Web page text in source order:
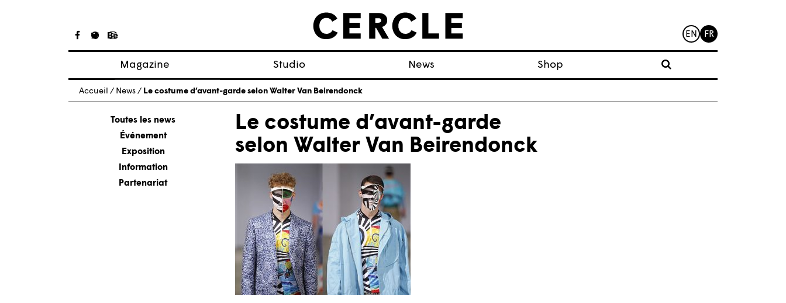
EN FR
Magazine
Articles
À propos
Numéros
Studio News Shop
Accueil / News / Le costume d’avant-garde selon Walter Van Beirendonck
Toutes les news
Événement
Exposition
Information
Partenariat
Le costume d’avant-garde
selon Walter Van Beirendonck